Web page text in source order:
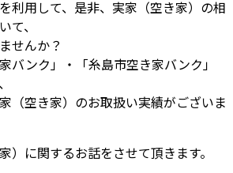
利用して、是非、実家（空き家）の相
て、
せんか？
バンク」・「糸島市空き家バンク」
（空き家）のお取扱い実績がございま
）に関するお話をさせて頂きます。